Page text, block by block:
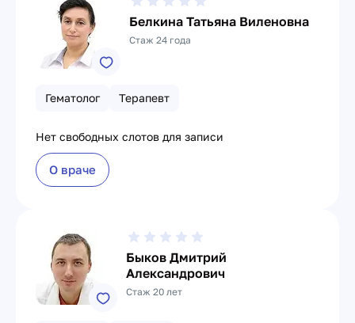
Белкина Татьяна Виленовна
Стаж 24 года
Гематолог Терапевт
Нет свободных слотов для записи
О враче
Быков Дмитрий
Александрович
Стаж 20 лет